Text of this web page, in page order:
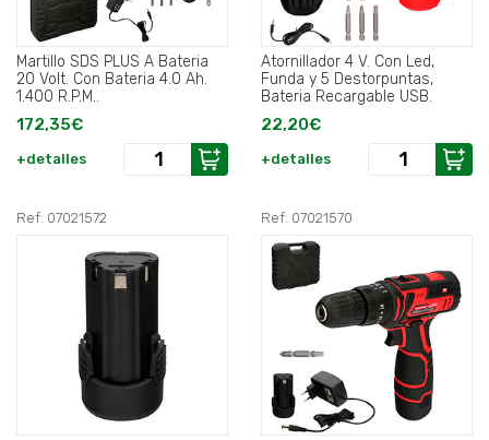
Martillo SDS PLUS A Bateria
20 Volt. Con Bateria 4.0 Ah.
1.400 R.P.M..
172,35€
+detalles
Atornillador 4 V. Con Led,
Funda y 5 Destorpuntas,
Bateria Recargable USB.
22,20€
+detalles
Ref: 07021572 Ref: 07021570